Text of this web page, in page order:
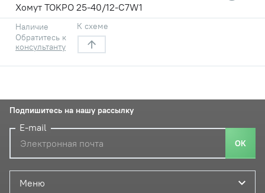
Хомут TOKPO 25-40/12-C7W1
Наличие
Обратитесь к
консультанту
К схеме
Меню
Подпишитесь на нашу рассылку
E-mail
ОК